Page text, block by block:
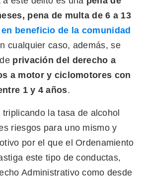
pena de multa de 6 a 13
beneficio de la comunidad
cualquier caso, además, se
privación del derecho a
a motor y ciclomotores con
1 y 4 años.
la tasa de alcohol
riesgos para uno mismo y
por el que el Ordenamiento
este tipo de conductas,
Administrativo como desde